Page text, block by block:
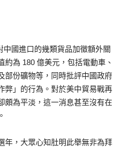
國進口的幾類貨品加徵額外關
為 180 億美元，包括電動車、
部份礦物等，同時批評中國政府
弊」的行為。對於美中貿易戰再
頗為平淡，這一消息甚至沒有在
年，大眾心知肚明此舉無非為拜